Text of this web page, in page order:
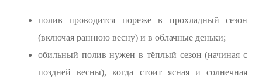
полив проводится пореже в прохладный сезон
(включая раннюю весну) и в облачные деньки;
обильный полив нужен в тёплый сезон (начиная с
поздней весны), когда стоит ясная и солнечная